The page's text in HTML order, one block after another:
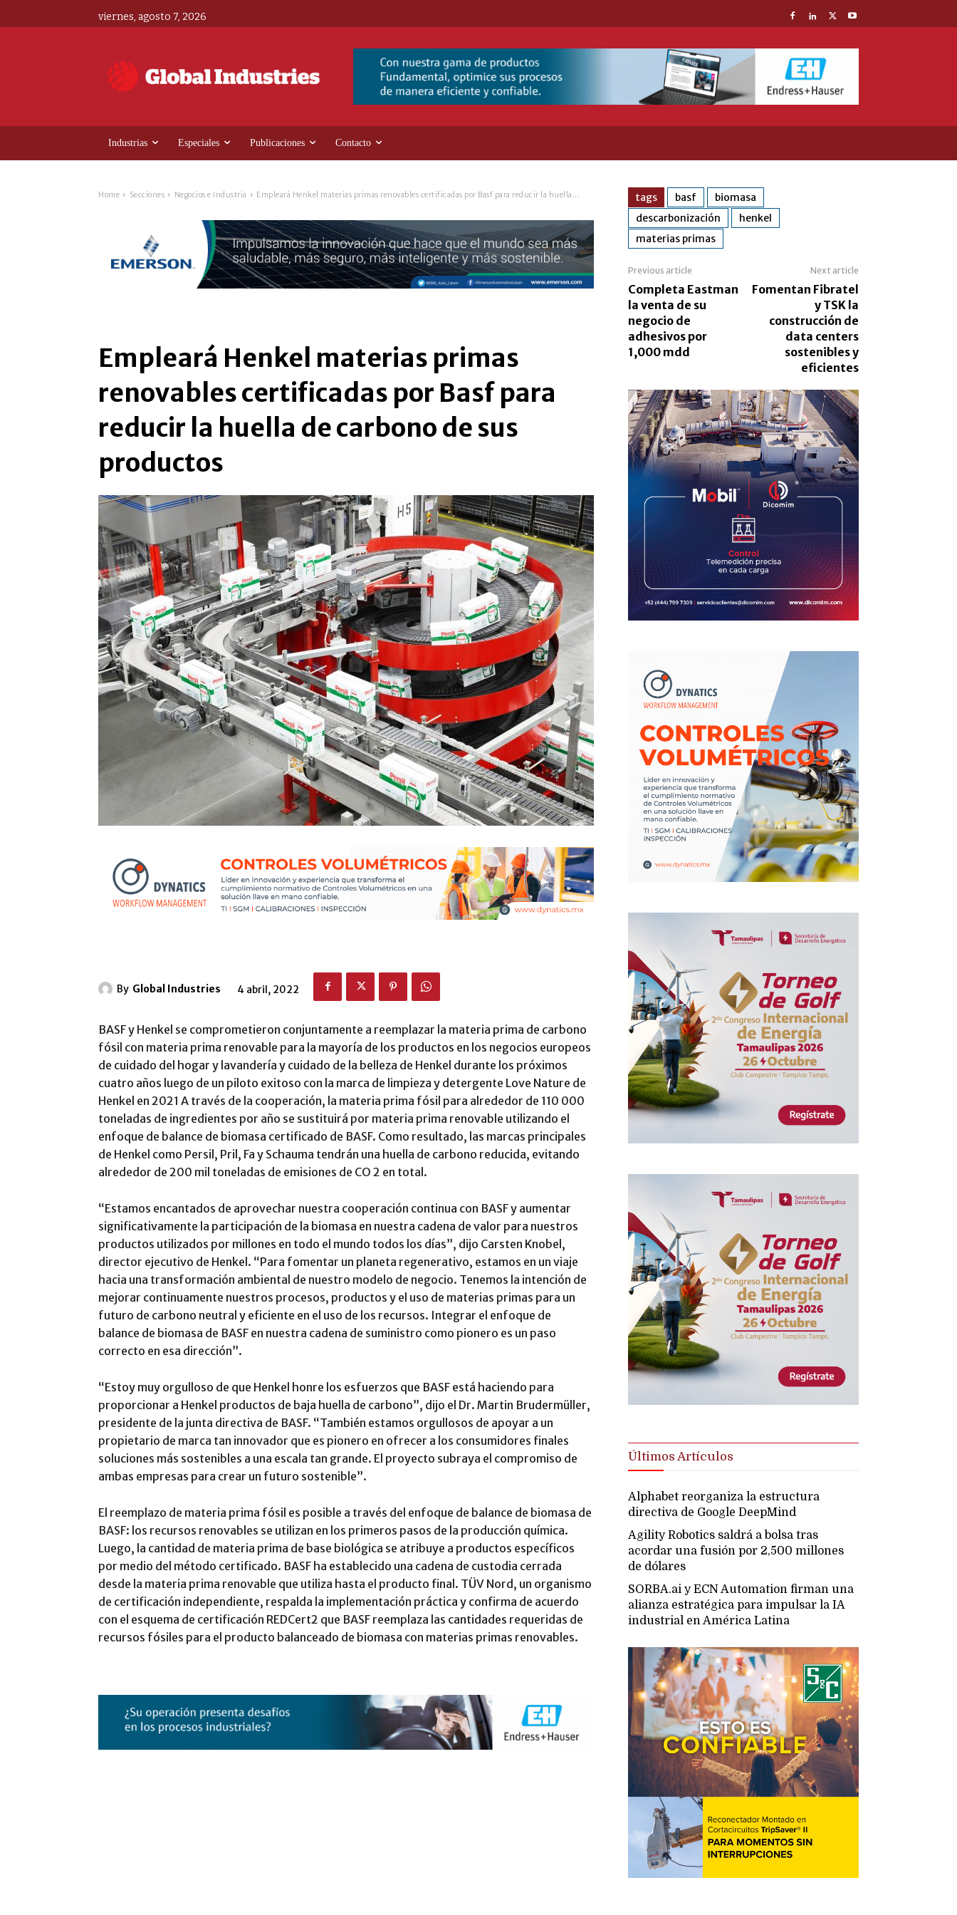
viernes, agosto 7, 2026
Industrias Especiales Publicaciones Contacto
Home Secciones Negocios e Industria Empleará Henkel materias primas renovables certificadas por Basf para reducir la huella...
Empleará Henkel materias primas
renovables certificadas por Basf para
reducir la huella de carbono de sus
productos
By Global Industries 4 abril, 2022
BASF y Henkel se comprometieron conjuntamente a reemplazar la materia prima de carbono
fósil con materia prima renovable para la mayoría de los productos en los negocios europeos
de cuidado del hogar y lavandería y cuidado de la belleza de Henkel durante los próximos
cuatro años luego de un piloto exitoso con la marca de limpieza y detergente Love Nature de
Henkel en 2021 A través de la cooperación, la materia prima fósil para alrededor de 110 000
toneladas de ingredientes por año se sustituirá por materia prima renovable utilizando el
enfoque de balance de biomasa certificado de BASF. Como resultado, las marcas principales
de Henkel como Persil, Pril, Fa y Schauma tendrán una huella de carbono reducida, evitando
alrededor de 200 mil toneladas de emisiones de CO 2 en total.
“Estamos encantados de aprovechar nuestra cooperación continua con BASF y aumentar
significativamente la participación de la biomasa en nuestra cadena de valor para nuestros
productos utilizados por millones en todo el mundo todos los días”, dijo Carsten Knobel,
director ejecutivo de Henkel. “Para fomentar un planeta regenerativo, estamos en un viaje
hacia una transformación ambiental de nuestro modelo de negocio. Tenemos la intención de
mejorar continuamente nuestros procesos, productos y el uso de materias primas para un
futuro de carbono neutral y eficiente en el uso de los recursos. Integrar el enfoque de
balance de biomasa de BASF en nuestra cadena de suministro como pionero es un paso
correcto en esa dirección”.
“Estoy muy orgulloso de que Henkel honre los esfuerzos que BASF está haciendo para
proporcionar a Henkel productos de baja huella de carbono”, dijo el Dr. Martin Brudermüller,
presidente de la junta directiva de BASF. “También estamos orgullosos de apoyar a un
propietario de marca tan innovador que es pionero en ofrecer a los consumidores finales
soluciones más sostenibles a una escala tan grande. El proyecto subraya el compromiso de
ambas empresas para crear un futuro sostenible”.
El reemplazo de materia prima fósil es posible a través del enfoque de balance de biomasa de
BASF: los recursos renovables se utilizan en los primeros pasos de la producción química.
Luego, la cantidad de materia prima de base biológica se atribuye a productos específicos
por medio del método certificado. BASF ha establecido una cadena de custodia cerrada
desde la materia prima renovable que utiliza hasta el producto final. TÜV Nord, un organismo
de certificación independiente, respalda la implementación práctica y confirma de acuerdo
con el esquema de certificación REDCert2 que BASF reemplaza las cantidades requeridas de
recursos fósiles para el producto balanceado de biomasa con materias primas renovables.
tags basf
biomasa
descarbonización
henkel
materias primas
Previous article
Completa Eastman
la venta de su
negocio de
adhesivos por
1,000 mdd
Next article
Fomentan Fibratel
y TSK la
construcción de
data centers
sostenibles y
eficientes
Últimos Artículos
Alphabet reorganiza la estructura
directiva de Google DeepMind
Agility Robotics saldrá a bolsa tras
acordar una fusión por 2,500 millones
de dólares
SORBA.ai y ECN Automation firman una
alianza estratégica para impulsar la IA
industrial en América Latina